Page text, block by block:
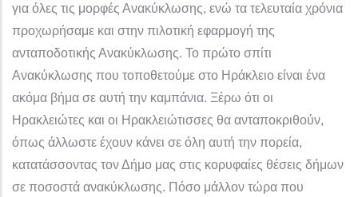
για όλες τις μορφές Ανακύκλωσης, ενώ τα τελευταία χρόνια
προχωρήσαμε και στην πιλοτική εφαρμογή της
ανταποδοτικής Ανακύκλωσης. Το πρώτο σπίτι
Ανακύκλωσης που τοποθετούμε στο Ηράκλειο είναι ένα
ακόμα βήμα σε αυτή την καμπάνια. Ξέρω ότι οι
Ηρακλειώτες και οι Ηρακλειώτισσες θα ανταποκριθούν,
όπως άλλωστε έχουν κάνει σε όλη αυτή την πορεία,
κατατάσσοντας τον Δήμο μας στις κορυφαίες θέσεις δήμων
σε ποσοστά ανακύκλωσης. Πόσο μάλλον τώρα που